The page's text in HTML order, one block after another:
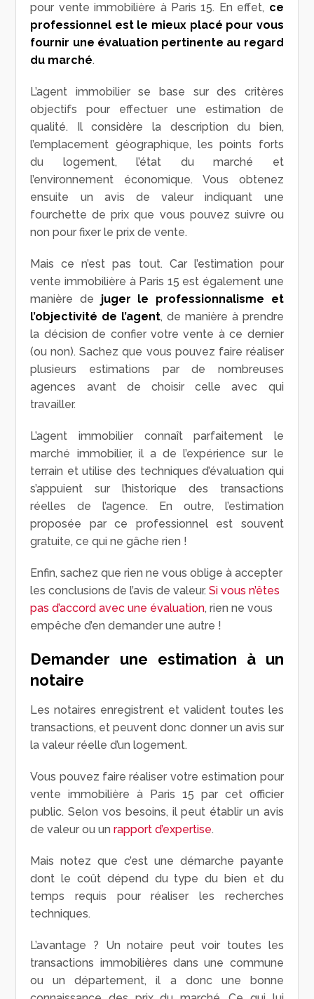
pour vente immobilière à Paris 15. En effet, ce
professionnel est le mieux placé pour vous
fournir une évaluation pertinente au regard
du marché.
L’agent immobilier se base sur des critères
objectifs pour effectuer une estimation de
qualité. Il considère la description du bien,
l’emplacement géographique, les points forts
du logement, l’état du marché et
l’environnement économique. Vous obtenez
ensuite un avis de valeur indiquant une
fourchette de prix que vous pouvez suivre ou
non pour fixer le prix de vente.
Mais ce n’est pas tout. Car l’estimation pour
vente immobilière à Paris 15 est également une
manière de juger le professionnalisme et
l’objectivité de l’agent, de manière à prendre
la décision de confier votre vente à ce dernier
(ou non). Sachez que vous pouvez faire réaliser
plusieurs estimations par de nombreuses
agences avant de choisir celle avec qui
travailler.
L’agent immobilier connaît parfaitement le
marché immobilier, il a de l’expérience sur le
terrain et utilise des techniques d’évaluation qui
s’appuient sur l’historique des transactions
réelles de l’agence. En outre, l’estimation
proposée par ce professionnel est souvent
gratuite, ce qui ne gâche rien !
Enfin, sachez que rien ne vous oblige à accepter
les conclusions de l’avis de valeur.Si vous n’êtes
pas d’accord avec une évaluation, rien ne vous
empêche d’en demander une autre !
Demander une estimation à un
notaire
Les notaires enregistrent et valident toutes les
transactions, et peuvent donc donner un avis sur
la valeur réelle d’un logement.
Vous pouvez faire réaliser votre estimation pour
vente immobilière à Paris 15 par cet officier
public. Selon vos besoins, il peut établir un avis
de valeur ou unrapport d’expertise.
Mais notez que c’est une démarche payante
dont le coût dépend du type du bien et du
temps requis pour réaliser les recherches
techniques.
L’avantage ? Un notaire peut voir toutes les
transactions immobilières dans une commune
ou un département, il a donc une bonne